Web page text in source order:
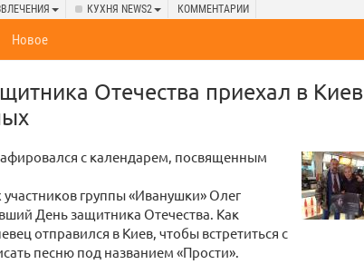
КУХНЯ NEWS2 КОММЕНТАРИИ
Новое
Отечества приехал в Киев
с календарем, посвященным
группы «Иванушки» Олег
День защитника Отечества. Как
отправился в Киев, чтобы встретиться с
песню под названием «Прости».